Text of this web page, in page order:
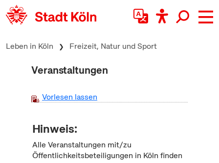
zum Inhalt springen
Leben in Köln Freizeit, Natur und Sport
Veranstaltungen
Vorlesen lassen
Hinweis:
Alle Veranstaltungen mit/zu
Öffentlichkeitsbeteiligungen in Köln finden